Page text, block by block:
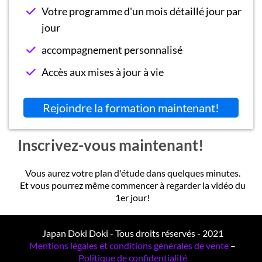
Votre programme d'un mois détaillé jour par
jour
accompagnement personnalisé
Accès aux mises à jour à vie
Rejoindre la formation maintenant!
Inscrivez-vous maintenant!
Vous aurez votre plan d'étude dans quelques minutes.
Et vous pourrez même commencer à regarder la vidéo du
1er jour!
Japan Doki Doki - Tous droits réservés - 2021
Mentions légales et conditions générales de vente –
Politique de confidentialité